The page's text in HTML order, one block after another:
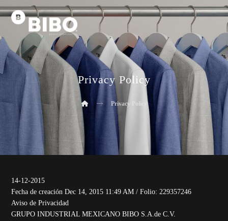
Privacy Policy
Privacy Policy
14-12-2015
Fecha de creación Dec 14, 2015 11:49 AM / Folio: 229357246
Aviso de Privacidad
GRUPO INDUSTRIAL MEXICANO BIBO S.A.de C.V.